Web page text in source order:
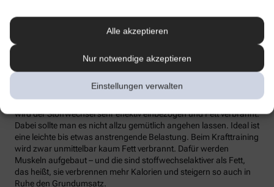
Alle akzeptieren
Nur notwendige akzeptieren
Einstellungen verwalten
In Bewegung kommen
Der richtige Mix macht’s
von weißen Fettzellen in braunes Fett begünstigen und dessen
Aktivität erhöhen. Ab circa 30 Minuten Joggen oder Radfahren
wird der Stoffwechsel sehr effektiv einbezogen und Fett verbrannt.
Dabei sollte man es nicht allzu gemütlich angehen lassen. Ideal ist
eine leichte bis etwas anstrengende Belastung. Beim Krafttraining
wird zwar unmittelbar kaum Fett verbrannt. Dafür werden
Muskeln aufgebaut – und die sind stoffwechselaktiver als Fett,
das heißt, sie verbrennen mehr Kalorien und steigern so auch in
Ruhe den Grundumsatz.